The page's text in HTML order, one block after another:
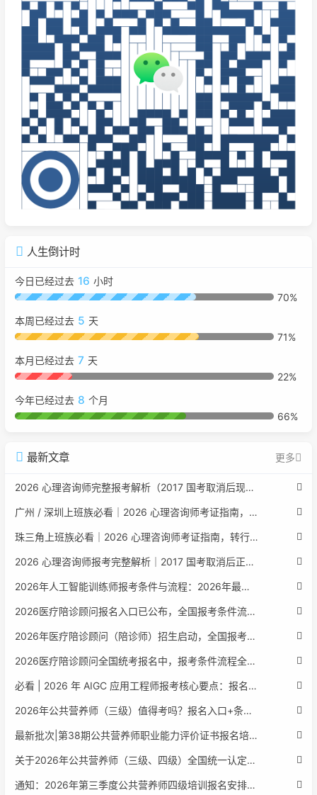
人生倒计时
今日已经过去 16 小时
70%
本周已经过去 5 天
71%
本月已经过去 7 天
22%
今年已经过去 8 个月
66%
最新文章 更多
2026 心理咨询师完整报考解析（2017 国考取消后现行权威体系 + 避坑全指南）
广州 / 深圳上班族必看｜2026 心理咨询师考证指南，转行副业、情绪疏导双收益
珠三角上班族必看｜2026 心理咨询师考证指南，转行副业、情绪疏导双收益
2026 心理咨询师报考完整解析｜2017 国考取消后正规报考标准、流程避坑指南
2026年人工智能训练师报考条件与流程：2026年最新官方要求全面解读
2026医疗陪诊顾问报名入口已公布，全国报考条件流程政策全解析
2026年医疗陪诊顾问（陪诊师）招生启动，全国报考指南附报名官网
2026医疗陪诊顾问全国统考报名中，报考条件流程全攻略附报名入口
必看 | 2026 年 AIGC 应用工程师报考核心要点：报名费用、官网可查、行业认可度、补考规则全盘点
2026年公共营养师（三级）值得考吗？报名入口+条件+证书用途
最新批次|第38期公共营养师职业能力评价证书报名培训通知
关于2026年公共营养师（三级、四级）全国统一认定报名的服务通知
通知：2026年第三季度公共营养师四级培训报名安排正式发布